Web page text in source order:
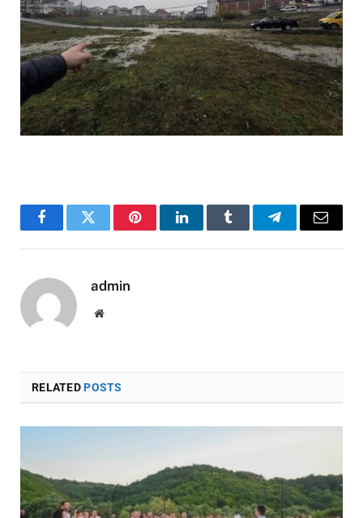
FacebookTwitter PinterestLinkedInTumblr TelegramEmail
admin
Website
RELATEDPOSTS